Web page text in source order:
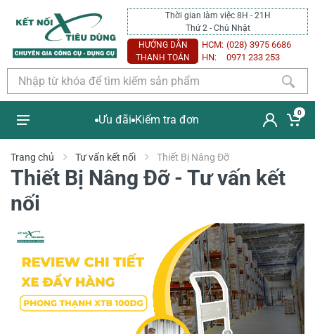
Thời gian làm việc 8H - 21H
Thứ 2 - Chủ Nhật
HƯỚNG DẪN
THANH TOÁN
HCM: (028) 3975 6686
HN:
0971 233 253
Ưu đãi Kiểm tra đơn
0
Trang chủ Tư vấn kết nối Thiết Bị Nâng Đỡ
Thiết Bị Nâng Đỡ - Tư vấn kết
nối